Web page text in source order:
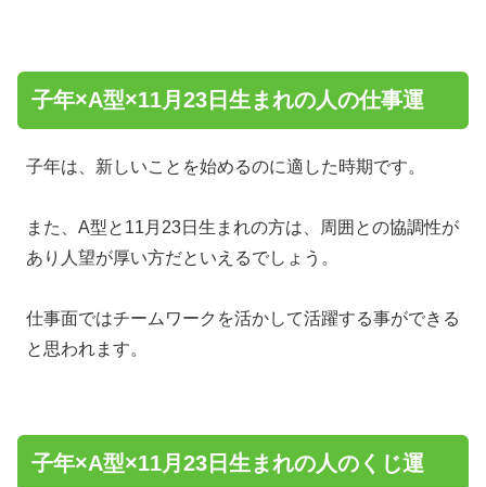
子年×A型×11月23日生まれの人の仕事運
子年は、新しいことを始めるのに適した時期です。
また、A型と11月23日生まれの方は、周囲との協調性が
あり人望が厚い方だといえるでしょう。
仕事面ではチームワークを活かして活躍する事ができる
と思われます。
子年×A型×11月23日生まれの人のくじ運